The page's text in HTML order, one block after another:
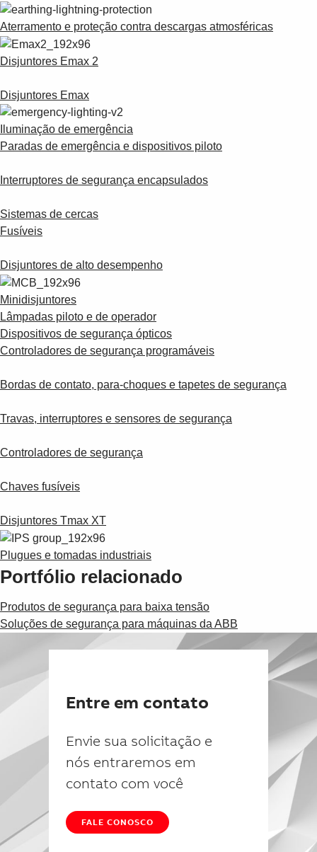
Aterramento e proteção contra descargas atmosféricas
Disjuntores Emax 2
Disjuntores Emax
Iluminação de emergência
Paradas de emergência e dispositivos piloto
Interruptores de segurança encapsulados
Sistemas de cercas
Fusíveis
Disjuntores de alto desempenho
Minidisjuntores
Lâmpadas piloto e de operador
Dispositivos de segurança ópticos
Controladores de segurança programáveis
Bordas de contato, para-choques e tapetes de segurança
Travas, interruptores e sensores de segurança
Controladores de segurança
Chaves fusíveis
Disjuntores Tmax XT
Plugues e tomadas industriais
Portfólio relacionado
Produtos de segurança para baixa tensão
Soluções de segurança para máquinas da ABB
Entre em contato
Envie sua solicitação e
nós entraremos em
contato com você
FALE CONOSCO